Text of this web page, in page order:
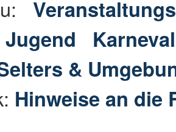
Karneval
&
Hinweise an die